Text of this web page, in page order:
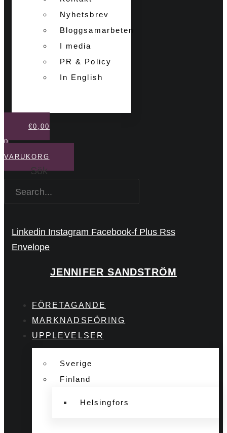
Nyhetsbrev
Bloggsamarbeten
I media
PR & Policy
In English
€0,00
0
VARUKORG
Sök
Linkedin Instagram Facebook-f Plus Rss
Envelope
JENNIFER SANDSTRÖM
FÖRETAGANDE
MARKNADSFÖRING
UPPLEVELSER
Sverige
Finland
Helsingfors